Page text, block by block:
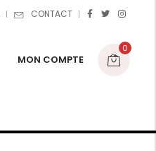
CONTACT
MON COMPTE
0